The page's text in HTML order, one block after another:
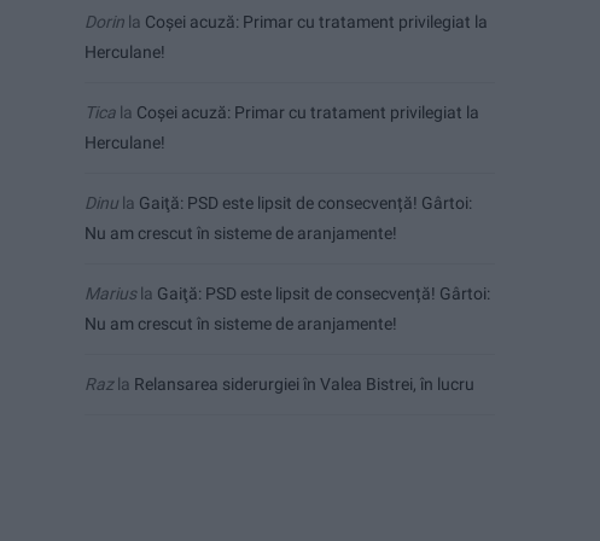
Dorin la Coșei acuză: Primar cu tratament privilegiat la
Herculane!
Tica la Coșei acuză: Primar cu tratament privilegiat la
Herculane!
Dinu la Gaiţă: PSD este lipsit de consecvență! Gârtoi:
Nu am crescut în sisteme de aranjamente!
Mariusla Gaiţă: PSD este lipsit de consecvență! Gârtoi:
Nu am crescut în sisteme de aranjamente!
Razla Relansarea siderurgiei în Valea Bistrei, în lucru